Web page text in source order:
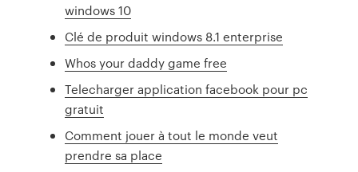
windows 10
Clé de produit windows 8.1 enterprise
Whos your daddy game free
Telecharger application facebook pour pc
gratuit
Comment jouer à tout le monde veut
prendre sa place